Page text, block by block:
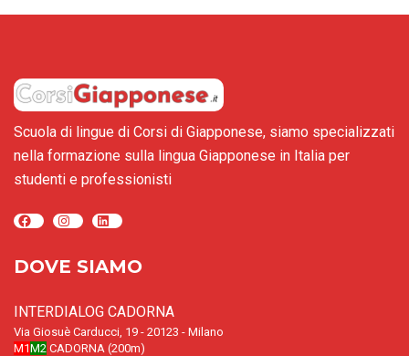
Scuola di lingue di Corsi di Giapponese, siamo specializzati
nella formazione sulla lingua Giapponese in Italia per
studenti e professionisti
FacebookInstagramLinkedIn
DOVE SIAMO
INTERDIALOG CADORNA
Via Giosuè Carducci, 19 - 20123 - Milano
M1M2 CADORNA (200m)